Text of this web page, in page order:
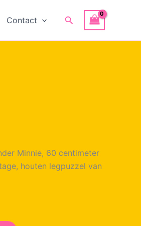
Contact Zoeken
Minnie, 60 centimeter
houten legpuzzel van